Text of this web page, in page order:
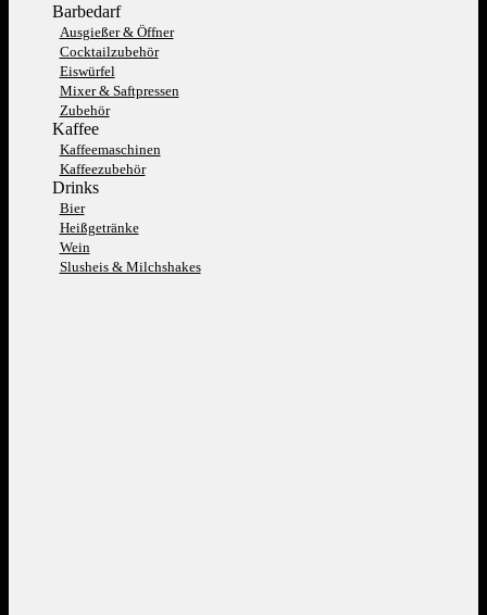
Barbedarf
Ausgießer & Öffner
Cocktailzubehör
Eiswürfel
Mixer & Saftpressen
Zubehör
Kaffee
Kaffeemaschinen
Kaffeezubehör
Drinks
Bier
Heißgetränke
Wein
Slusheis & Milchshakes